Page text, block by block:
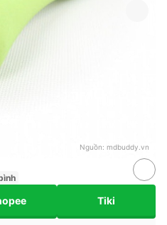
Nguồn: mdbuddy.vn
Tiki